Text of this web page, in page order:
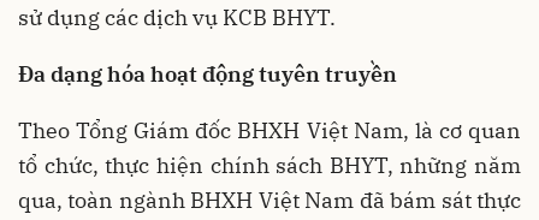
sử dụng các dịch vụ KCB BHYT.
Đa dạng hóa hoạt động tuyên truyền
Theo Tổng Giám đốc BHXH Việt Nam, là cơ quan
tổ chức, thực hiện chính sách BHYT, những năm
qua, toàn ngành BHXH Việt Nam đã bám sát thực